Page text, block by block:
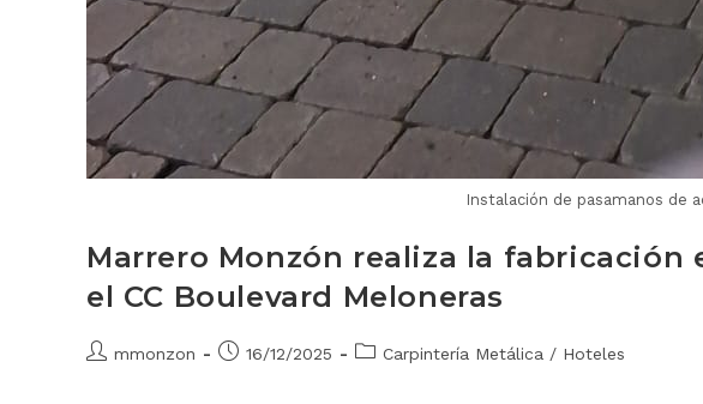
Instalación de pasamanos de
Marrero Monzón realiza la
el CC Boulevard Meloneras
mmonzon 16/12/2025 Carpintería Metálica / Hoteles